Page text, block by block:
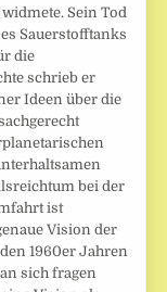
Sein Tod
Sauerstofftanks
die
schrieb er
Ideen über die
bei der
ist
Vision der
1960er Jahren
sich fragen